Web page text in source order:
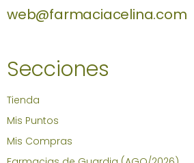
web@farmaciacelina.com
Secciones
Tienda
Mis Puntos
Mis Compras